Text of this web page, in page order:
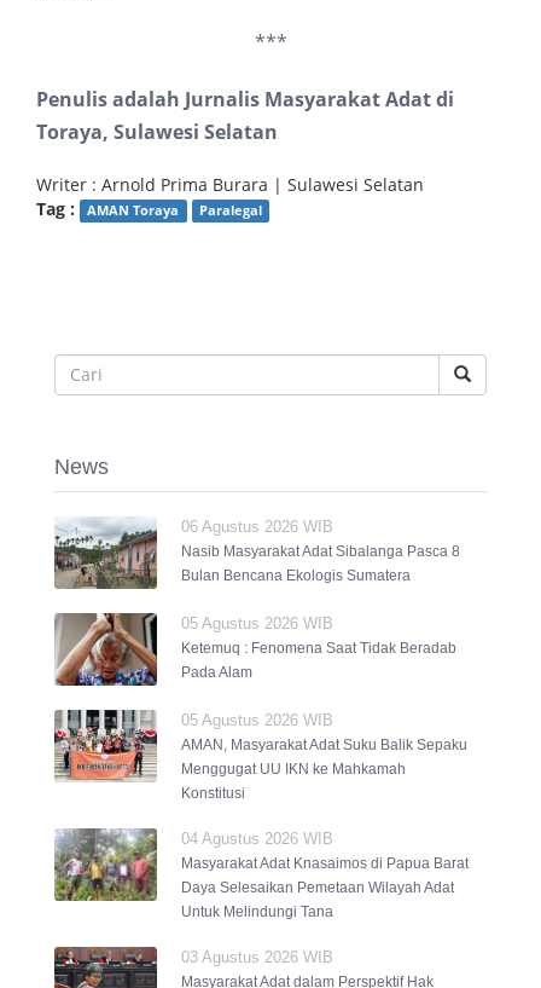
***
Penulis adalah Jurnalis Masyarakat Adat di
Toraya, Sulawesi Selatan
Writer : Arnold Prima Burara | Sulawesi Selatan
Tag :
AMAN Toraya Paralegal
News
06 Agustus 2026 WIB
Nasib Masyarakat Adat Sibalanga Pasca 8
Bulan Bencana Ekologis Sumatera
05 Agustus 2026 WIB
Ketemuq : Fenomena Saat Tidak Beradab
Pada Alam
05 Agustus 2026 WIB
AMAN, Masyarakat Adat Suku Balik Sepaku
Menggugat UU IKN ke Mahkamah
Konstitusi
04 Agustus 2026 WIB
Masyarakat Adat Knasaimos di Papua Barat
Daya Selesaikan Pemetaan Wilayah Adat
Untuk Melindungi Tana
03 Agustus 2026 WIB
Masyarakat Adat dalam Perspektif Hak